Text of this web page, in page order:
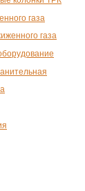
газа
газа